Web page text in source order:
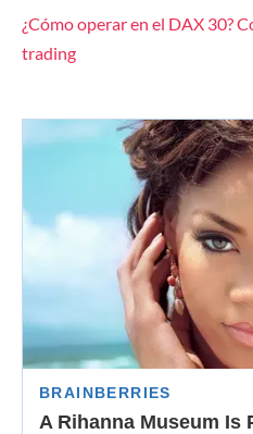
¿Cómo operar en el DAX 30?
trading